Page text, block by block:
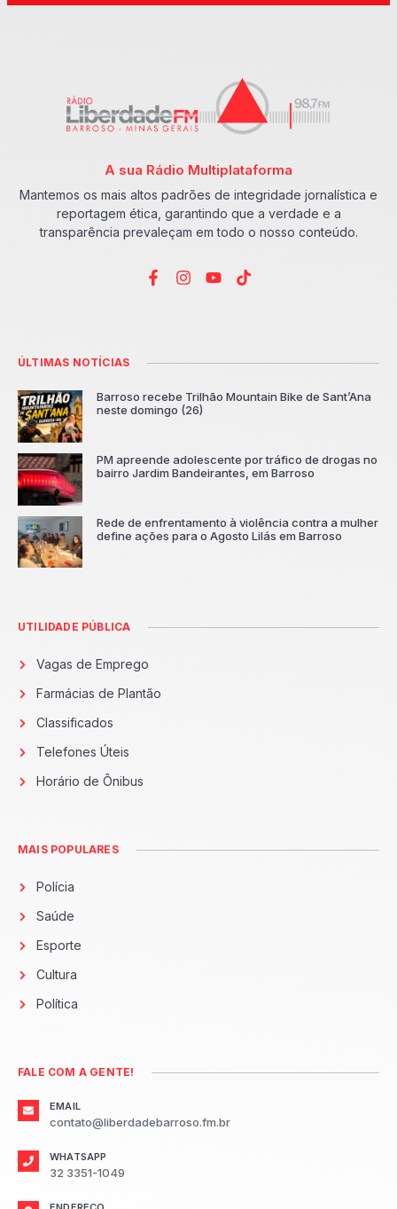
A sua Rádio Multiplataforma
Mantemos os mais altos padrões de integridade jornalística e
reportagem ética, garantindo que a verdade e a
transparência prevaleçam em todo o nosso conteúdo.
ÚLTIMAS NOTÍCIAS
Barroso recebe Trilhão Mountain Bike de Sant’Ana
neste domingo (26)
PM apreende adolescente por tráfico de drogas no
bairro Jardim Bandeirantes, em Barroso
Rede de enfrentamento à violência contra a mulher
define ações para o Agosto Lilás em Barroso
UTILIDADE PÚBLICA
Vagas de Emprego
Farmácias de Plantão
Classificados
Telefones Úteis
Horário de Ônibus
MAIS POPULARES
Polícia
Saúde
Esporte
Cultura
Política
FALE COM A GENTE!
EMAIL
contato@liberdadebarroso.fm.br
WHATSAPP
32 3351-1049